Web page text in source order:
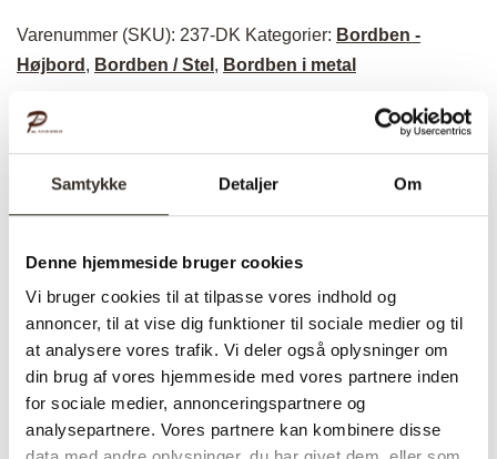
Samtykke Detaljer Om
Denne hjemmeside bruger cookies
Vi bruger cookies til at tilpasse vores indhold og
annoncer, til at vise dig funktioner til sociale medier og til
at analysere vores trafik. Vi deler også oplysninger om
din brug af vores hjemmeside med vores partnere inden
for sociale medier, annonceringspartnere og
analysepartnere. Vores partnere kan kombinere disse
Varenummer (SKU): 237-DK Kategorier: Bordben -
Højbord , Bordben / Stel , Bordben i metal
Specifikationer:
Model: Base høj
I udstilling: Nej
Materiale: Metal
Behandling Pulverlakeret
Farve: Sort
Total højde 100 cm